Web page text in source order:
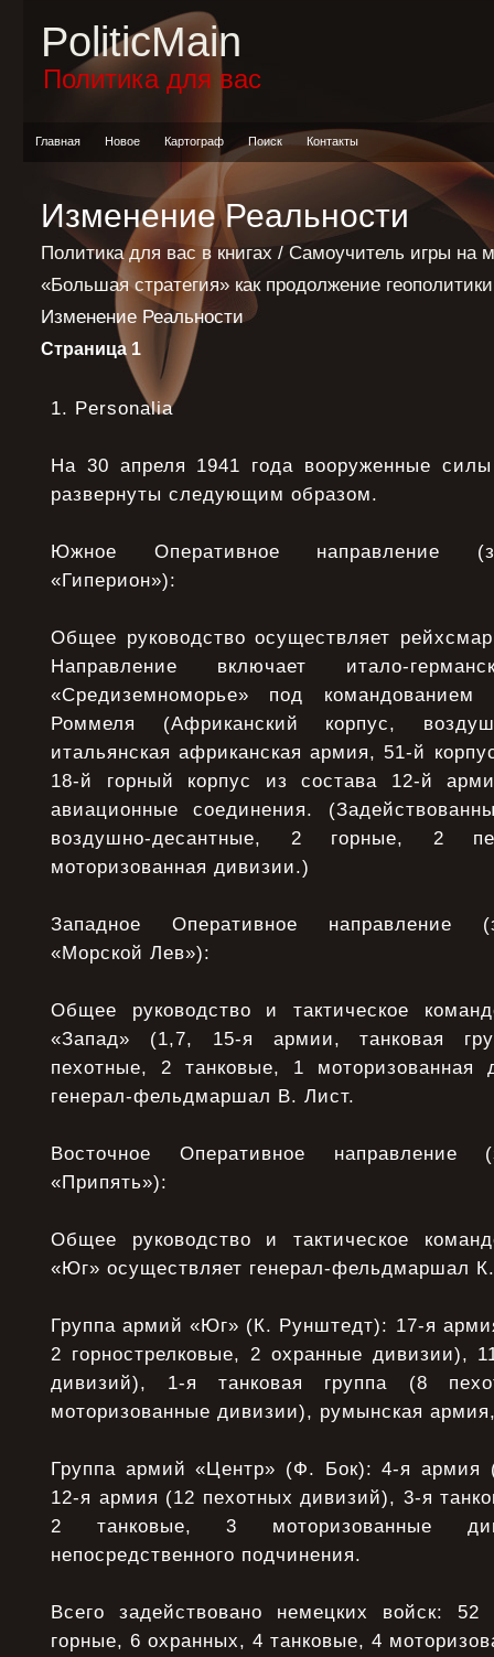
PoliticMain
Политика для вас
Главная Новое Картограф Поиск Контакты
Изменение Реальности
Политика для вас в книгах / Самоучитель игры на
«Большая стратегия» как продолжение
Изменение Реальности
Страница 1
1. Personalia
На 30 апреля 1941 года вооруженные
развернуты следующим образом.
Южное Оперативное направление
«Гиперион»):
Общее руководство осуществляет
Направление включает итало-
«Средиземноморье» под командованием
Роммеля (Африканский корпус,
итальянская африканская армия, 51-й
18-й горный корпус из состава 12-й
авиационные соединения.
воздушно-десантные, 2 горные, 2
моторизованная дивизии.)
Западное Оперативное направление
«Морской Лев»):
Общее руководство и тактическое
«Запад» (1,7, 15-я армии, танковая
пехотные, 2 танковые, 1 моторизованная
генерал-фельдмаршал В. Лист.
Восточное Оперативное направление
«Припять»):
Общее руководство и тактическое
«Юг» осуществляет генерал-фельдмаршал
Группа армий «Юг» (К. Рунштедт): 17-я
2 горнострелковые, 2 охранные дивизии),
дивизий), 1-я танковая группа (8
моторизованные дивизии), румынская
Группа армий «Центр» (Ф. Бок): 4-я армия
12-я армия (12 пехотных дивизий), 3-я
2 танковые, 3 моторизованные
непосредственного подчинения.
Всего задействовано немецких войск:
горные, 6 охранных, 4 танковые, 4